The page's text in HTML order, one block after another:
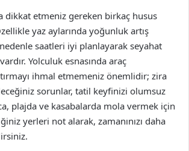
dikkat etmeniz gereken birkaç husus
yaz aylarında yoğunluk artış
saatleri iyi planlayarak seyahat
Yolculuk esnasında araç
ihmal etmemeniz önemlidir; zira
sorunlar, tatil keyfinizi olumsuz
plajda ve kasabalarda mola vermek için
yerleri not alarak, zamanınızı daha